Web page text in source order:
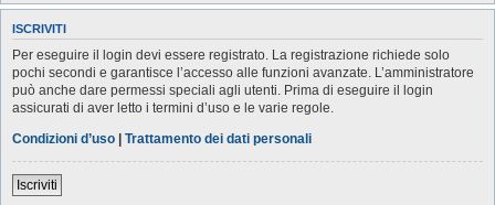
ISCRIVITI
Per eseguire il login devi essere registrato. La registrazione richiede solo
pochi secondi e garantisce l’accesso alle funzioni avanzate. L’amministratore
può anche dare permessi speciali agli utenti. Prima di eseguire il login
assicurati di aver letto i termini d’uso e le varie regole.
Condizioni d’uso | Trattamento dei dati personali
Iscriviti